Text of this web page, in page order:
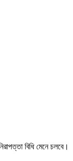
বিধি মেনে চলবে।